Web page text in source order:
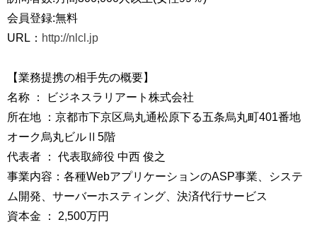
会員登録:無料
URL： http://nlcl.jp
【業務提携の相手先の概要】
名称 ： ビジネスラリアート株式会社
所在地 ：京都市下京区烏丸通松原下る五条烏丸町401番地
オーク烏丸ビルⅡ5階
代表者 ： 代表取締役 中西 俊之
事業内容：各種WebアプリケーションのASP事業、システ
ム開発、サーバーホスティング、決済代行サービス
資本金 ： 2,500万円